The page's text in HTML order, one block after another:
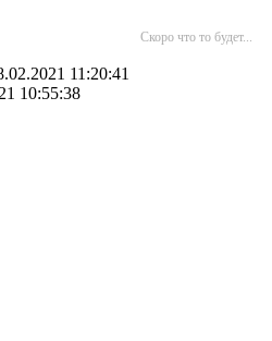
Скоро что то будет...
11:20:41
10:55:38